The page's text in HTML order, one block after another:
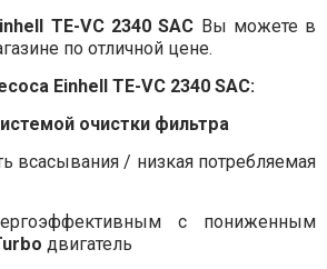
TE-VC 2340 SAC Вы можете в
по отличной цене.
Einhell TE-VC 2340 SAC:
очистки фильтра
всасывания / низкая потребляемая
с пониженным
двигатель